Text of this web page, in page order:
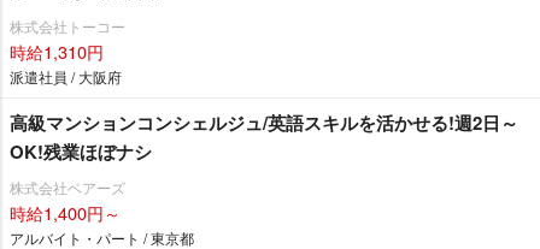
株式会社トーコー
時給1,310円
派遣社員 / 大阪府
高級マンションコンシェルジュ/英語スキルを活かせる!週2日～
OK!残業ほぼナシ
株式会社ベアーズ
時給1,400円～
アルバイト・パート / 東京都